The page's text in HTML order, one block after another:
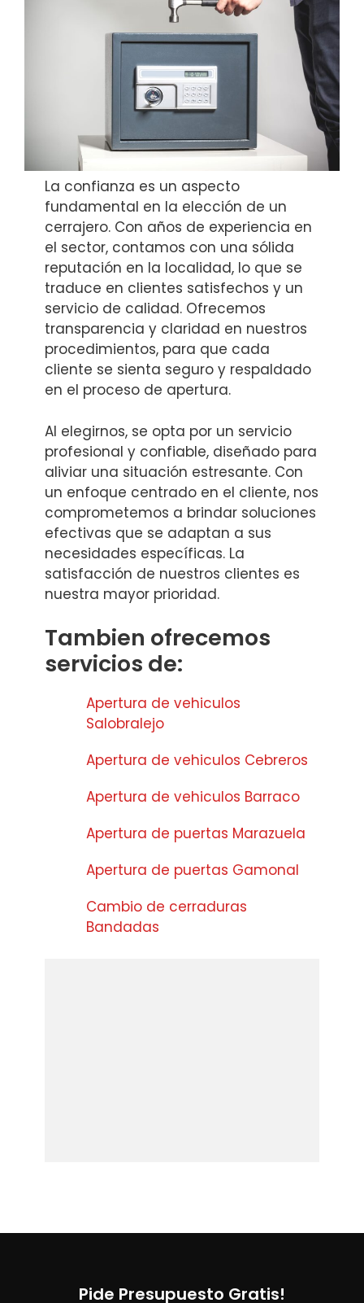
La confianza es un aspecto
fundamental en la elección de un
cerrajero. Con años de experiencia en
el sector, contamos con una sólida
reputación en la localidad, lo que se
traduce en clientes satisfechos y un
servicio de calidad. Ofrecemos
transparencia y claridad en nuestros
procedimientos, para que cada
cliente se sienta seguro y respaldado
en el proceso de apertura.
Al elegirnos, se opta por un servicio
profesional y confiable, diseñado para
aliviar una situación estresante. Con
un enfoque centrado en el cliente, nos
comprometemos a brindar soluciones
efectivas que se adaptan a sus
necesidades específicas. La
satisfacción de nuestros clientes es
nuestra mayor prioridad.
Tambien ofrecemos
servicios de:
Apertura de vehiculos
Salobralejo
Apertura de vehiculos Cebreros
Apertura de vehiculos Barraco
Apertura de puertas Marazuela
Apertura de puertas Gamonal
Cambio de cerraduras
Bandadas
Pide Presupuesto Gratis!